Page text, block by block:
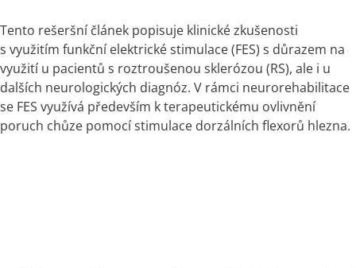
Tento rešeršní článek popisuje klinické zkušenosti
s využitím funkční elektrické stimulace (FES) s důrazem na
využití u pacientů s roztroušenou sklerózou (RS), ale i u
dalších neurologických diagnóz. V rámci neurorehabilitace
se FES využívá především k terapeutickému ovlivnění
poruch chůze pomocí stimulace dorzálních flexorů hlezna.